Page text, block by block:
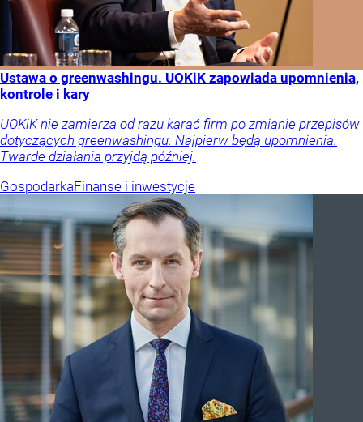
Ustawa o greenwashingu. UOKiK zapowiada upomnienia,
kontrole i kary
UOKiK nie zamierza od razu karać firm po zmianie przepisów
dotyczących greenwashingu. Najpierw będą upomnienia.
Twarde działania przyjdą później.
GospodarkaFinanse i inwestycje